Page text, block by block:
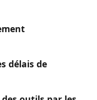
délais de